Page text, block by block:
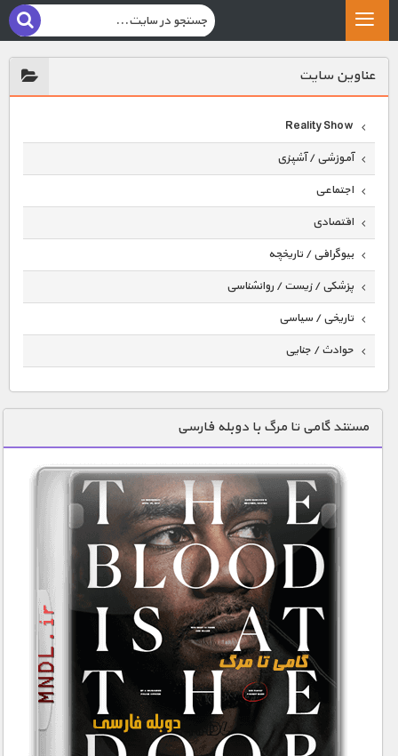
عناوين سايت
Reality Show
آموزشی / آشپزی
اجتماعی
اقتصادی
بیوگرافی / تاریخچه
پزشکی / زیست / روانشناسی
تاریخی / سیاسی
حوادث / جنایی
دنیای خوراکی ها
زمین شناسی / محیط زیست
سازه/ معماری/ مهندسی
سرگرمی
شناخت کودکان
طبیعت
علم و فناوری
کیهان / نجوم
گردشگری
ماورایی
مستند گامی تا مرگ با دوبله فارسی